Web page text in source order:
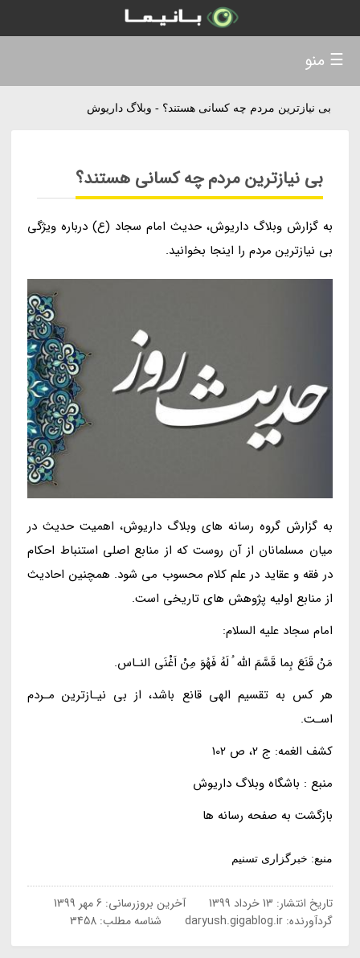
بی نیازترین مردم چه کسانی هستند؟ - وبلاگ داریوش
بی نیازترین مردم چه کسانی هستند؟
به گزارش وبلاگ داریوش، حدیث امام سجاد (ع) درباره ویژگی
بی نیازترین مردم را اینجا بخوانید.
به گزارش گروه رسانه های وبلاگ داریوش، اهمیت حدیث در
میان مسلمانان از آن روست که از منابع اصلی استنباط احکام
در فقه و عقاید در علم کلام محسوب می شود. همچنین احادیث
از منابع اولیه پژوهش های تاریخی است.
امام سجاد علیه السلام:
مَنْ قَنَعَ بِما قَسَّمَ اللّه ُ لَهُ فَهُوَ مِنْ اَغْنَى النـاس.
هر کس به تقسیم الهى قانع باشد، از بى نیـازترین مـردم
اسـت.
کشف الغمه: ج 2، ص 102
منبع : باشگاه وبلاگ داریوش
بازگشت به صفحه رسانه ها
منبع: خبرگزاری تسنیم
تاریخ انتشار: 13 خرداد 1399 آخرین بروزرسانی: 6 مهر 1399
گردآورنده:daryush.gigablog.ir شناسه مطلب: 3458
☰ منو